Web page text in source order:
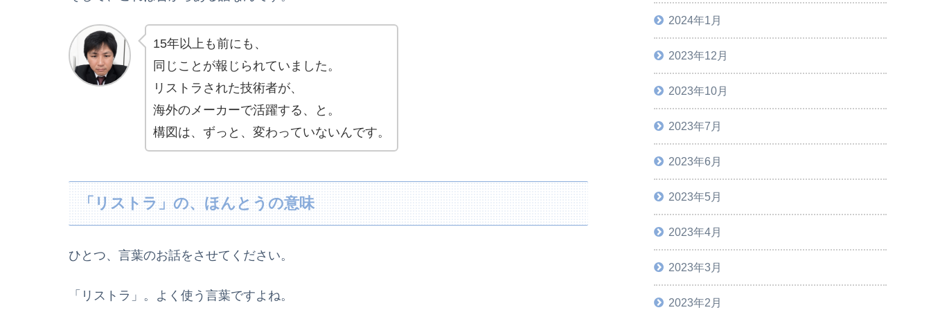
15年以上も前にも、
同じことが報じられていました。
リストラされた技術者が、
海外のメーカーで活躍する、と。
構図は、ずっと、変わっていないんです。
「リストラ」の、ほんとうの意味
ひとつ、言葉のお話をさせてください。
「リストラ」。よく使う言葉ですよね。
2024年1月
2023年12月
2023年10月
2023年7月
2023年6月
2023年5月
2023年4月
2023年3月
2023年2月